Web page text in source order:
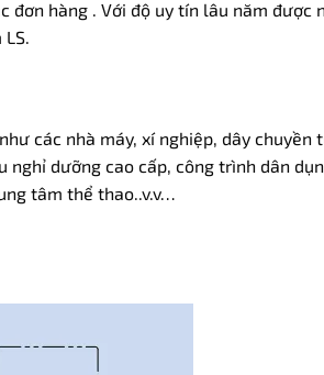
đơn hàng . Với độ uy tín lâu năm được
các nhà máy, xí nghiệp, dây chuyền
dưỡng cao cấp, công trình dân
tâm thể thao..v.v…